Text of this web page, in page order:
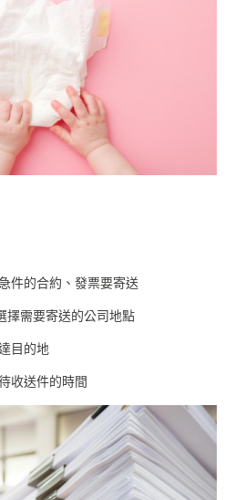
件的合約、發票要寄送
擇需要寄送的公司地點
目的地
收送件的時間